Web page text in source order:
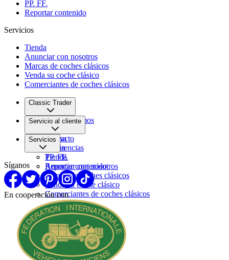
PP. FF.
Reportar contenido
Servicios
Tienda
Anunciar con nosotros
Marcas de coches clásicos
Venda su coche clásico
Comerciantes de coches clásicos
Classic Trader
Quiénes somos
Empleo
Prensa
Pareja
Servicio al cliente
Contacto
Sugerencias
PP. FF.
Reportar contenido
Servicios
Tienda
Anunciar con nosotros
Marcas de coches clásicos
Venda su coche clásico
Comerciantes de coches clásicos
Síganos
En cooperación con